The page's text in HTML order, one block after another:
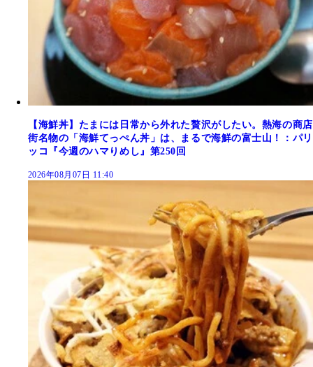
【海鮮丼】たまには日常から外れた贅沢がしたい。熱海の商店
街名物の「海鮮てっぺん丼」は、まるで海鮮の富士山！：パリ
ッコ『今週のハマりめし』第250回
2026年08月07日 11:40